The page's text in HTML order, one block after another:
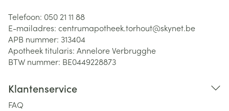
Telefoon: 050 21 11 88
E-mailadres: centrumapotheek.torhout@skynet.be
APB nummer: 313404
Apotheek titularis: Annelore Verbrugghe
BTW nummer: BE0449228873
Klantenservice
FAQ